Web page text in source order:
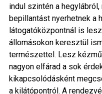
indul szintén a
bepillantást nyerhetnek a
látogatóközpontnál is
állomásokon keresztül
természettel. Lesz
nagyon elfárad a sok
kikapcsolódásként
a kilátópontról. A